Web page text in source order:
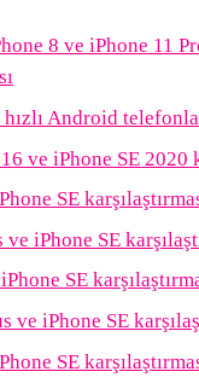
8 ve iPhone 11
Android
ve iPhone SE 2020
SE
iPhone SE
SE
ve iPhone SE
SE